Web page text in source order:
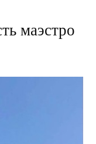
маэстро